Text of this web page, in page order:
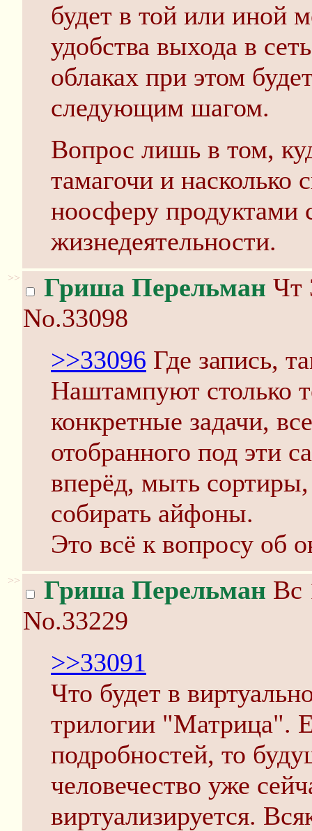
будет в той или иной
удобства выхода в
облаках при этом
следующим шагом.
Вопрос лишь в том,
тамагочи и насколько
ноосферу продуктами
жизнедеятельности.
>> Гриша Перельман Чт
No.33098
>>33096 Где запись,
Наштампуют столько
конкретные задачи,
отобранного под эти
вперёд, мыть
собирать айфоны.
Это всё к вопросу об
>> Гриша Перельман Вс
No.33229
>>33091
Что будет в
трилогии "Матрица".
подробностей, то
человечество уже
виртуализируется.